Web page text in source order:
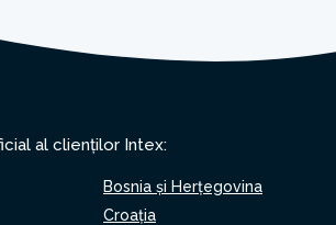
al clienților Intex:
Bosnia și Herțegovina
Croaţia